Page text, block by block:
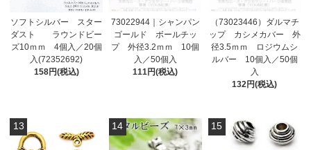
ソフトシルバー スター
ダスト ラウンドビー
ズ10ｍｍ 4個入／20個
入(72352692)
158円(税込)
73022944｜シャンパン
ゴールド ボールチッ
プ 外径3.2ｍｍ 10個
入／50個入
111円(税込)
（73023446）ダルマチ
ップ カシメカバー 外
径3.5ｍｍ ロジウムシ
ルバー 10個入／50個
入
132円(税込)
13 14 15